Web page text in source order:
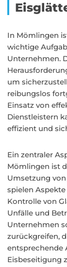
In Mömlingen
wichtige
Unternehmen.
um
reibungslos
Einsatz von
Dienstleistern
effizient und
Ein zentraler
Mömlingen ist
Umsetzung
spielen
Kontrolle von
Unfälle und
Unternehmen
zurückgreifen,
entsprechende
Eisbeseitigung